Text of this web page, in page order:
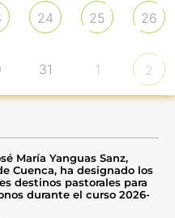
24 25 26
31 1 2
María Yanguas Sanz,
Cuenca, ha designado los
destinos pastorales para
durante el curso 2026-